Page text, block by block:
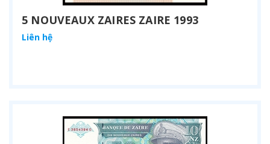
5 NOUVEAUX ZAIRES ZAIRE 1993
Liên hệ